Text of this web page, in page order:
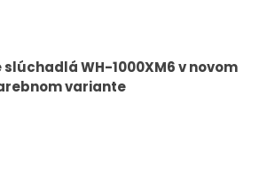
WH-1000XM6 v novom
variante